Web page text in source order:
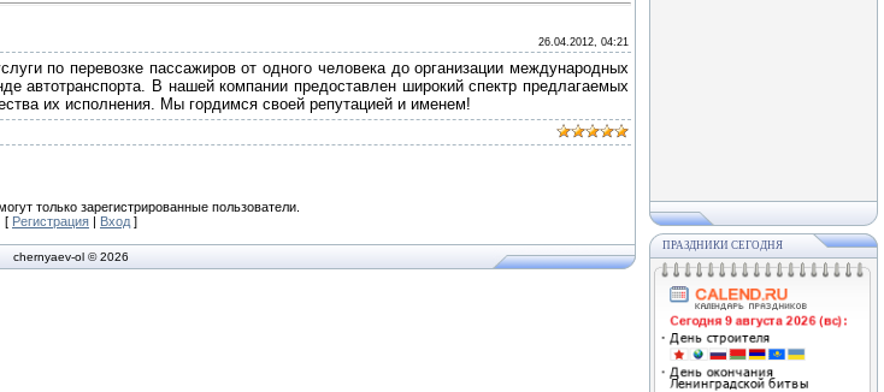
26.04.2012, 04:21
по перевозке пассажиров от одного человека до организации международных
автотранспорта. В нашей компании предоставлен широкий спектр предлагаемых
их исполнения. Мы гордимся своей репутацией и именем!
только зарегистрированные пользователи.
[ Регистрация | Вход ]
chernyaev-ol © 2026
ПРАЗДНИКИ СЕГОДНЯ